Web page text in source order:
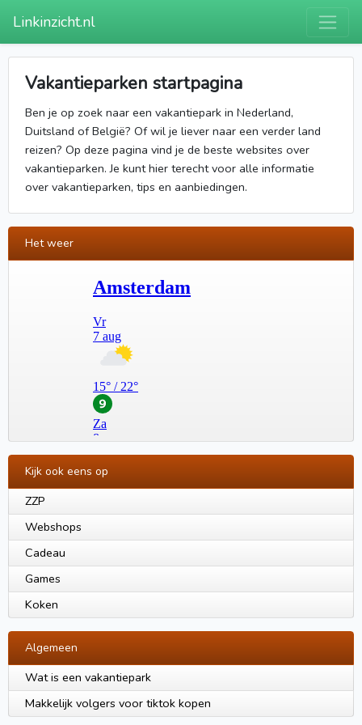
Linkinzicht.nl
Vakantieparken startpagina
Ben je op zoek naar een vakantiepark in Nederland,
Duitsland of België? Of wil je liever naar een verder land
reizen? Op deze pagina vind je de beste websites over
vakantieparken. Je kunt hier terecht voor alle informatie
over vakantieparken, tips en aanbiedingen.
Het weer
Kijk ook eens op
ZZP
Webshops
Cadeau
Games
Koken
Algemeen
Wat is een vakantiepark
Makkelijk volgers voor tiktok kopen